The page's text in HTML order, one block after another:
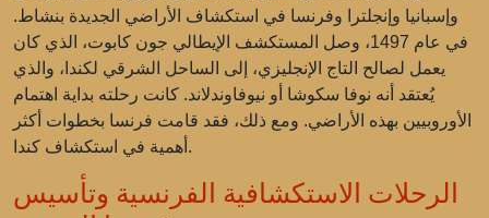
وإسبانيا وإنجلترا وفرنسا في استكشاف الأراضي الجديدة بنشاط.
في عام 1497، وصل المستكشف الإيطالي جون كابوت، الذي كان
يعمل لصالح التاج الإنجليزي، إلى الساحل الشرقي لكندا، والذي
يُعتقد أنه نوفا سكوشا أو نيوفاوندلاند. كانت رحلته بداية اهتمام
الأوروبيين بهذه الأراضي. ومع ذلك، فقد قامت فرنسا بخطوات أكثر
أهمية في استكشاف كندا.
الرحلات الاستكشافية الفرنسية وتأسيس